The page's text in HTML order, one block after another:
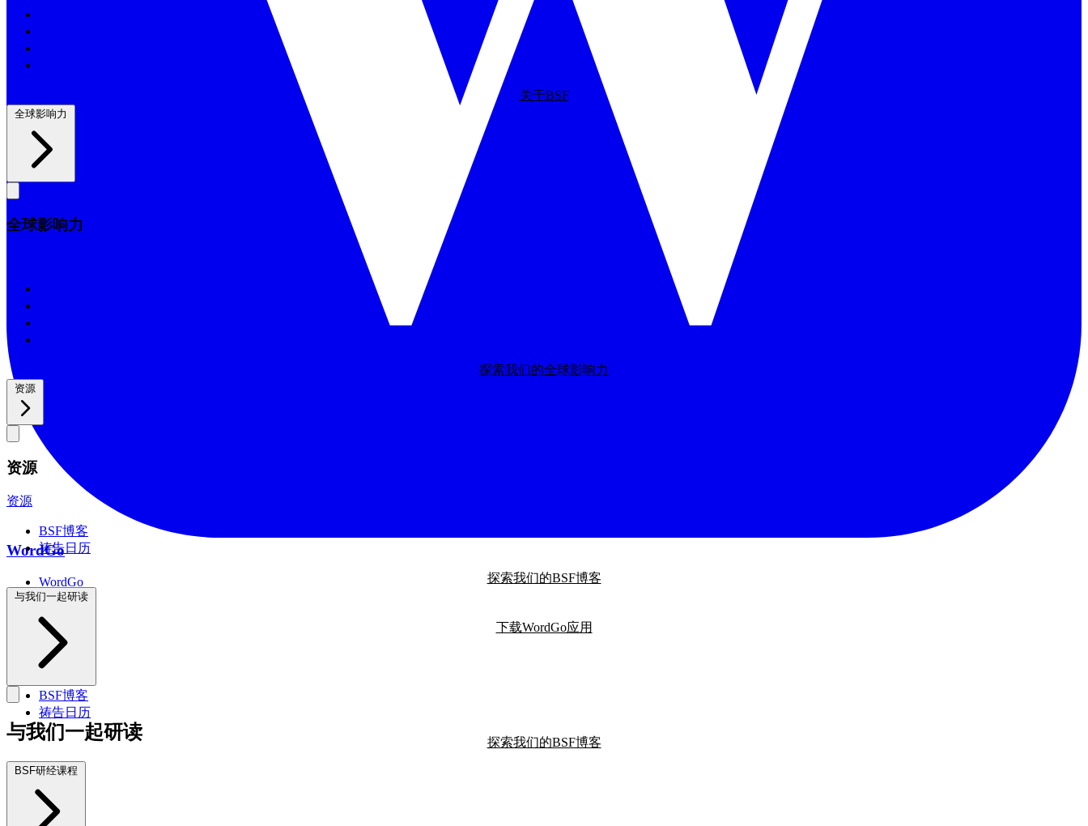
WordGo
WordGo
课程
下载WordGo应用
BSF博客
祷告日历
探索我们的BSF博客
关于BSF
全球影响力
全球影响力
探索我们的全球影响力
资源
资源
资源
BSF博客
祷告日历
探索我们的BSF博客
与我们一起研读
与我们一起研读
BSF研经课程